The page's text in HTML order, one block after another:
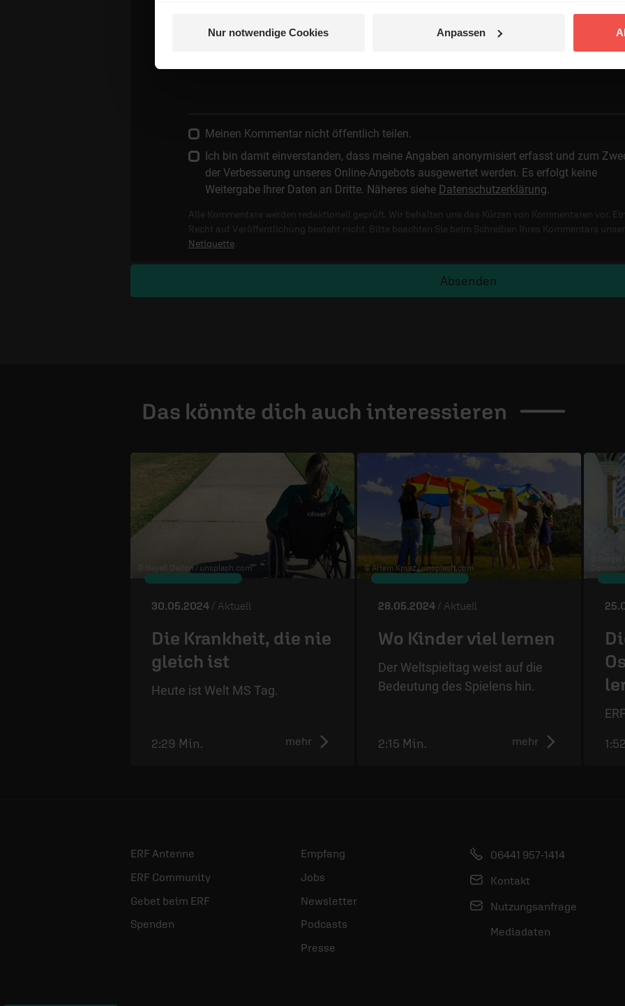
Nur notwendige Cookies Anpassen
Die E-Mail-Adresse wird nicht veröffentlicht.
Meinen Kommentar nicht öffentlich teilen.
Ich bin damit einverstanden, dass meine Angaben anonymisiert erfasst und zum
der Verbesserung unseres Online-Angebots ausgewertet werden. Es erfolgt keine
Weitergabe Ihrer Daten an Dritte. Näheres siehe Datenschutzerklärung.
Alle Kommentare werden redaktionell geprüft. Wir behalten uns das Kürzen von Kommentaren vor. Ein
Recht auf Veröffentlichung besteht nicht. Bitte beachten Sie beim Schreiben Ihres Kommentars
Netiquette.
Absenden
Das könnte dich auch interessieren
© Nayeli Dalton / unsplash.com
30.05.2024 / Aktuell
Die Krankheit, die nie
gleich ist
Heute ist Welt MS Tag.
mehr
2:29 Min.
© Artem Kniaz / unsplash.com
28.05.2024 / Aktuell
Wo Kinder viel lernen
Der Weltspieltag weist auf die
Bedeutung des Spielens hin.
mehr
2:15 Min.
©
ERF Antenne
ERF Community
Gebet beim ERF
Spenden
Empfang
Jobs
Newsletter
Podcasts
Presse
06441 957-1414
Kontakt
Nutzungsanfrage
Mediadaten